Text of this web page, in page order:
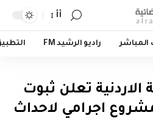
أأ
المباشر راديو الرشيد FM
الاردنية تعلن ثبوت
اجرامي لاحداث